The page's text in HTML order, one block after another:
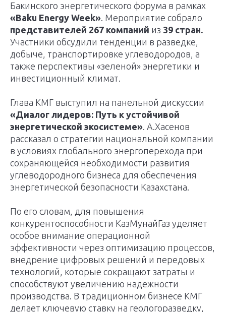
Бакинского энергетического форума в рамках
«Baku Energy Week». Мероприятие собрало
представителей 267 компаний из 39 стран.
Участники обсудили тенденции в разведке,
добыче, транспортировке углеводородов, а
также перспективы «зеленой» энергетики и
инвестиционный климат.
Глава КМГ выступил на панельной дискуссии
«Диалог лидеров: Путь к устойчивой
энергетической экосистеме». А.Хасенов
рассказал о стратегии национальной компании
в условиях глобального энергоперехода при
сохраняющейся необходимости развития
углеводородного бизнеса для обеспечения
энергетической безопасности Казахстана.
По его словам, для повышения
конкурентоспособности КазМунайГаз уделяет
особое внимание операционной
эффективности через оптимизацию процессов,
внедрение цифровых решений и передовых
технологий, которые сокращают затраты и
способствуют увеличению надежности
производства. В традиционном бизнесе КМГ
делает ключевую ставку на геологоразведку,